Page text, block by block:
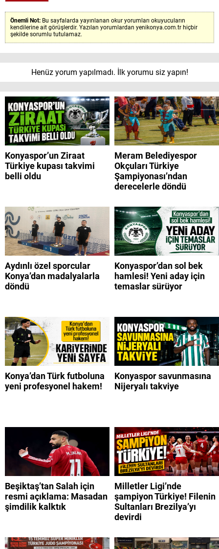
Önemli Not: Bu sayfalarda yayınlanan okur yorumları okuyucuların
kendilerine ait görüşlerdir. Yazılan yorumlardan yenikonya.com.tr hiçbir
şekilde sorumlu tutulamaz.
Henüz yorum yapılmadı. İlk yorumu siz yapın!
Konyaspor’un Ziraat
Türkiye kupası takvimi
belli oldu
Meram Belediyespor
Okçuları Türkiye
Şampiyonası’ndan
derecelerle döndü
Aydınlı özel sporcular
Konya’dan madalyalarla
döndü
Konyaspor’dan sol bek
hamlesi! Yeni aday için
temaslar sürüyor
Konya’dan Türk futboluna
yeni profesyonel hakem!
Konyaspor savunmasına
Nijeryalı takviye
Beşiktaş’tan Salah için
resmi açıklama: Masadan
şimdilik kalktık
Milletler Ligi’nde
şampiyon Türkiye! Filenin
Sultanları Brezilya’yı
devirdi